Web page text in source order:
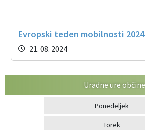
Evropski teden mobilnosti 2024
21. 08. 2024
Uradne ure občine
Ponedeljek
Torek